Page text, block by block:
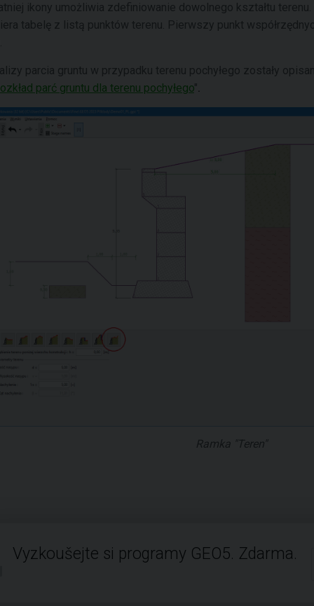
ikony umożliwia zdefiniowanie dowolnego kształtu
tabelę z listą punktów terenu. Pierwszy punkt
parcia gruntu w przypadku terenu pochyłego zostały
parć gruntu dla terenu pochyłego".
Ramka "Teren"
Vyzkoušejte si programy GEO5. Zdarma.